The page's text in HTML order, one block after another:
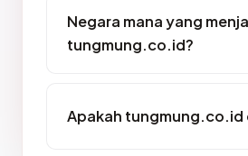
Negara mana yang
tungmung.co.id?
Apakah tungmung.co.id